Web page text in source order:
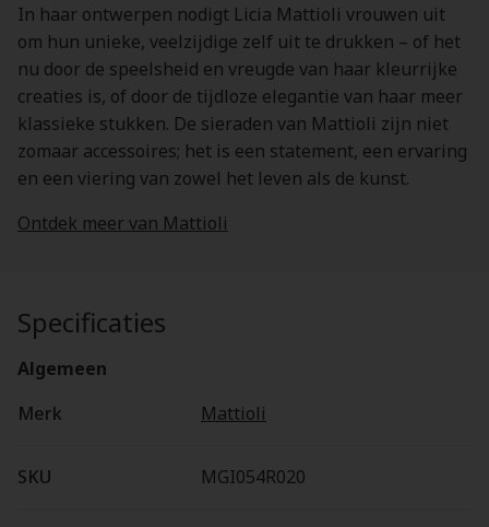
In haar ontwerpen nodigt Licia Mattioli vrouwen uit
om hun unieke, veelzijdige zelf uit te drukken – of het
nu door de speelsheid en vreugde van haar kleurrijke
creaties is, of door de tijdloze elegantie van haar meer
klassieke stukken. De sieraden van Mattioli zijn niet
zomaar accessoires; het is een statement, een ervaring
en een viering van zowel het leven als de kunst.
Ontdek meer van Mattioli
Specificaties
Algemeen
Merk
Mattioli
SKU MGI054R020